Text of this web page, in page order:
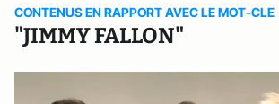
CONTENUS EN RAPPORT AVEC LE MOT-CLE
"JIMMY FALLON"